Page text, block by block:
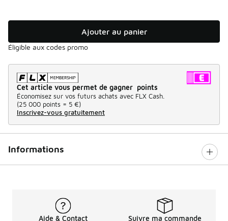
Ajouter au panier
Éligible aux codes promo
Cet article vous permet de gagner points
Économisez sur vos futurs achats avec FLX Cash.
(25 000 points = 5 €)
Inscrivez-vous gratuitement
Informations
Aide & Contact Suivre ma commande